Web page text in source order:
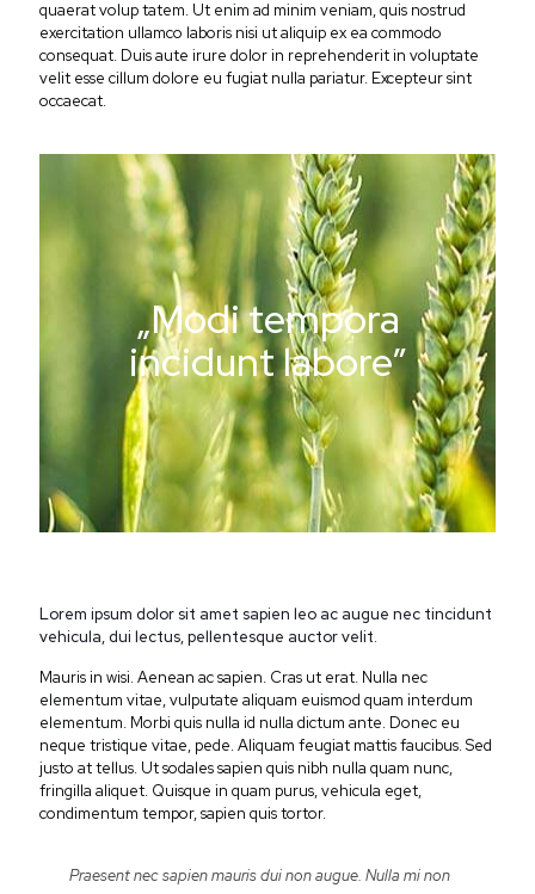
quaerat volup tatem. Ut enim ad minim veniam, quis nostrud
exercitation ullamco laboris nisi ut aliquip ex ea commodo
consequat. Duis aute irure dolor in reprehenderit in voluptate
velit esse cillum dolore eu fugiat nulla pariatur. Excepteur sint
occaecat.
„Modi tempora
incidunt labore”
Lorem ipsum dolor sit amet sapien leo ac augue nec tincidunt
vehicula, dui lectus, pellentesque auctor velit.
Mauris in wisi. Aenean ac sapien. Cras ut erat. Nulla nec
elementum vitae, vulputate aliquam euismod quam interdum
elementum. Morbi quis nulla id nulla dictum ante. Donec eu
neque tristique vitae, pede. Aliquam feugiat mattis faucibus. Sed
justo at tellus. Ut sodales sapien quis nibh nulla quam nunc,
fringilla aliquet. Quisque in quam purus, vehicula eget,
condimentum tempor, sapien quis tortor.
Praesent nec sapien mauris dui non augue. Nulla mi non